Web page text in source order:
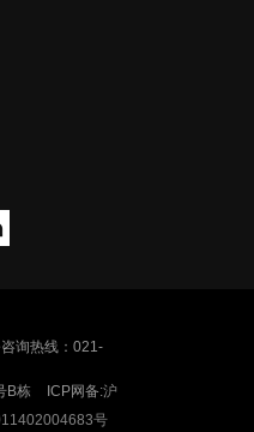
询热线：021-
B栋
ICP网备:沪
号